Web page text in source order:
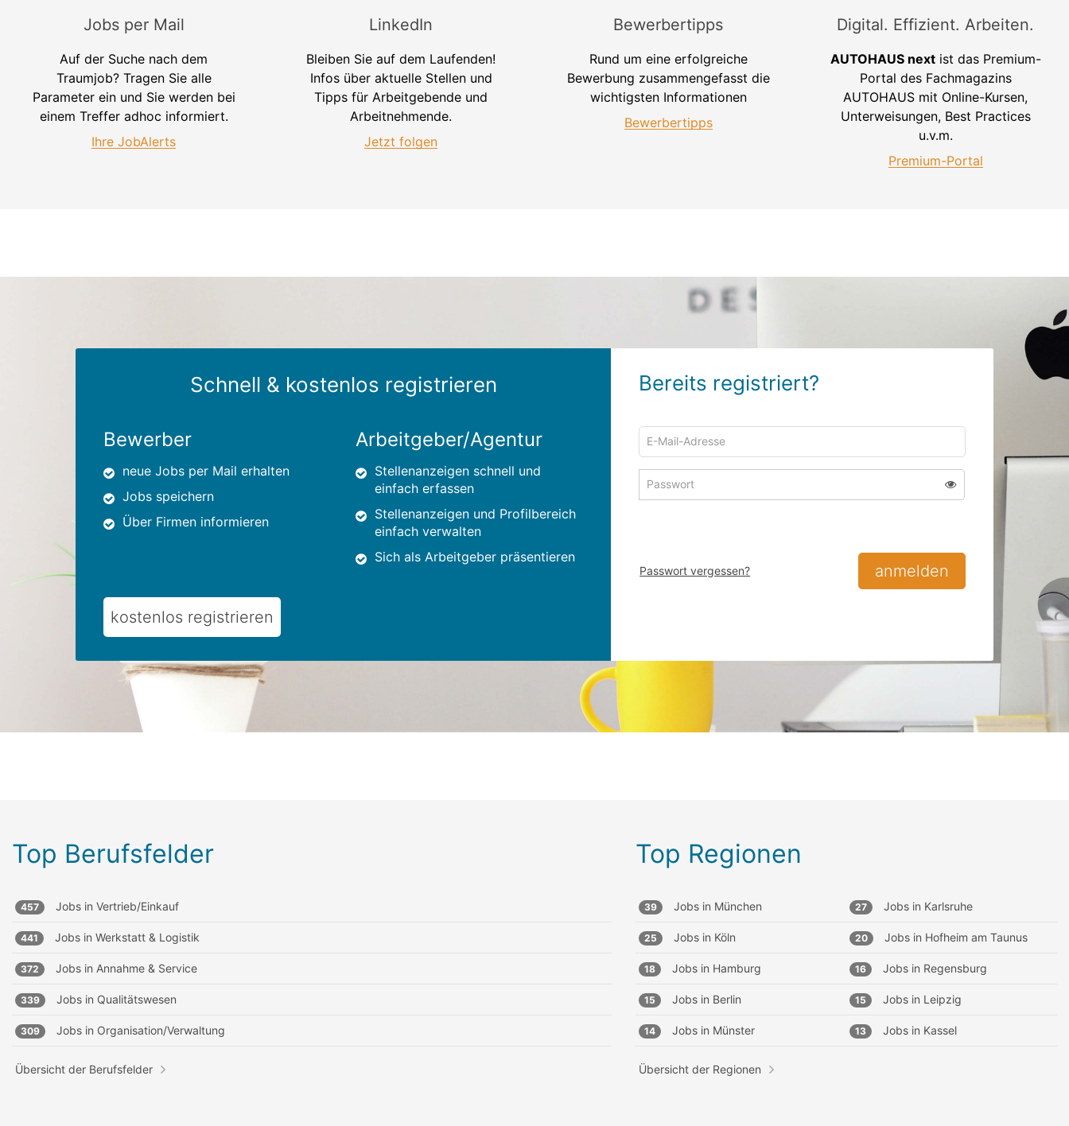
Jobs per Mail
Auf der Suche nach dem
Traumjob? Tragen Sie alle
Parameter ein und Sie werden bei
einem Treffer adhoc informiert.
Ihre JobAlerts
LinkedIn
Bleiben Sie auf dem Laufenden!
Infos über aktuelle Stellen und
Tipps für Arbeitgebende und
Arbeitnehmende.
Jetzt folgen
Bewerbertipps
Rund um eine erfolgreiche
Bewerbung zusammengefasst die
wichtigsten Informationen
Bewerbertipps
Digital. Effizient. Arbeiten.
AUTOHAUS nextist das Premium-
Portal des Fachmagazins
AUTOHAUS mit Online-Kursen,
Unterweisungen, Best Practices
u.v.m.
Premium-Portal
Schnell & kostenlos registrieren
Bewerber
neue Jobs per Mail erhalten
Jobs speichern
Über Firmen informieren
Arbeitgeber/Agentur
Stellenanzeigen schnell und
einfach erfassen
Stellenanzeigen und Profilbereich
einfach verwalten
Sich als Arbeitgeber präsentieren
kostenlos registrieren
Bereits registriert?
Adresse
zum
Anmelden
Passwort anzeigen
anmelden
Passwort vergessen?
Top Berufsfelder
457 Jobs in Vertrieb/Einkauf
441 Jobs in Werkstatt & Logistik
372 Jobs in Annahme & Service
339 Jobs in Qualitätswesen
309 Jobs in Organisation/Verwaltung
Übersicht der Berufsfelder
Top Regionen
39 Jobs in München 27 Jobs in Karlsruhe
25 Jobs in Köln 20 Jobs in Hofheim am Taunus
18 Jobs in Hamburg 16 Jobs in Regensburg
15 Jobs in Berlin 15 Jobs in Leipzig
14 Jobs in Münster 13 Jobs in Kassel
Übersicht der Regionen